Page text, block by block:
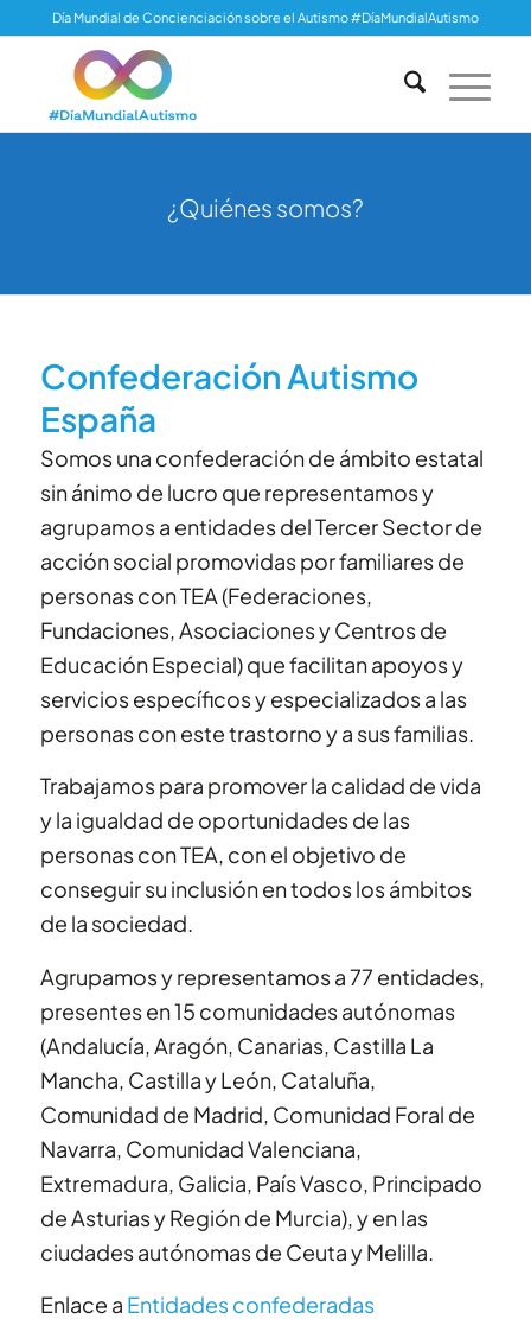
Día Mundial de Concienciación sobre el Autismo #DíaMundialAutismo
¿Quiénes somos?
Confederación Autismo
España
Somos una confederación de ámbito estatal
sin ánimo de lucro que representamos y
agrupamos a entidades del Tercer Sector de
acción social promovidas por familiares de
personas con TEA (Federaciones,
Fundaciones, Asociaciones y Centros de
Educación Especial) que facilitan apoyos y
servicios específicos y especializados a las
personas con este trastorno y a sus familias.
Trabajamos para promover la calidad de vida
y la igualdad de oportunidades de las
personas con TEA, con el objetivo de
conseguir su inclusión en todos los ámbitos
de la sociedad.
Agrupamos y representamos a 77 entidades,
presentes en 15 comunidades autónomas
(Andalucía, Aragón, Canarias, Castilla La
Mancha, Castilla y León, Cataluña,
Comunidad de Madrid, Comunidad Foral de
Navarra, Comunidad Valenciana,
Extremadura, Galicia, País Vasco, Principado
de Asturias y Región de Murcia), y en las
ciudades autónomas de Ceuta y Melilla.
Enlace a Entidades confederadas